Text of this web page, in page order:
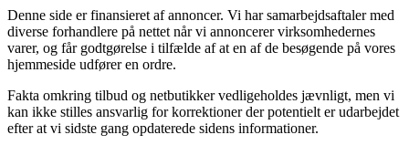
Denne side er finansieret af annoncer. Vi har samarbejdsaftaler med
diverse forhandlere på nettet når vi annoncerer virksomhedernes
varer, og får godtgørelse i tilfælde af at en af de besøgende på vores
hjemmeside udfører en ordre.
Fakta omkring tilbud og netbutikker vedligeholdes jævnligt, men vi
kan ikke stilles ansvarlig for korrektioner der potentielt er udarbejdet
efter at vi sidste gang opdaterede sidens informationer.